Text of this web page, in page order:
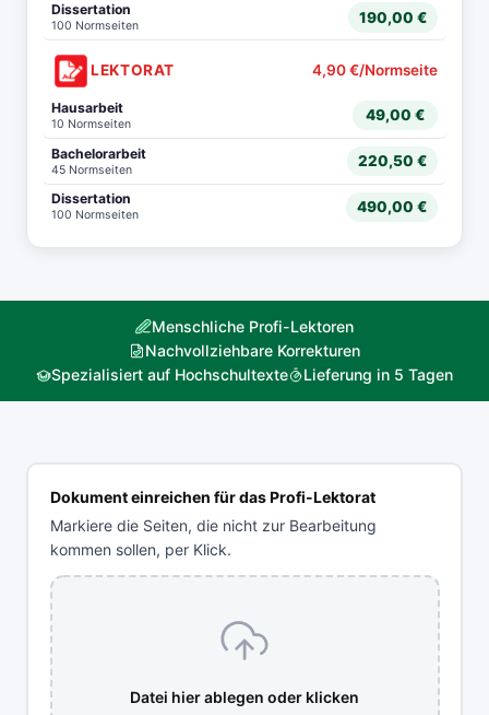
Dissertation
100 Normseiten 190,00 €
LEKTORAT 4,90 €/Normseite
Hausarbeit
10 Normseiten 49,00 €
Bachelorarbeit
45 Normseiten 220,50 €
Dissertation
100 Normseiten 490,00 €
Menschliche Profi-Lektoren
Nachvollziehbare Korrekturen
Spezialisiert auf Hochschultexte
Lieferung in 5 Tagen
Dokument einreichen für das Profi-Lektorat
Markiere die Seiten, die nicht zur Bearbeitung
kommen sollen, per Klick.
Datei hier ablegen oder klicken